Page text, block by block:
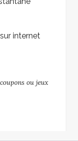
internet
ou jeux